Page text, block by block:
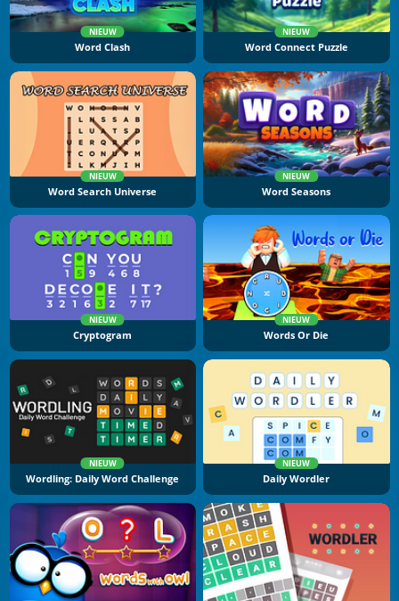
NIEUW
Word Clash
NIEUW
Word Connect Puzzle
NIEUW
Word Search Universe
NIEUW
Word Seasons
NIEUW
Cryptogram
NIEUW
Words Or Die
NIEUW
Wordling: Daily Word Challenge
NIEUW
Daily Wordler